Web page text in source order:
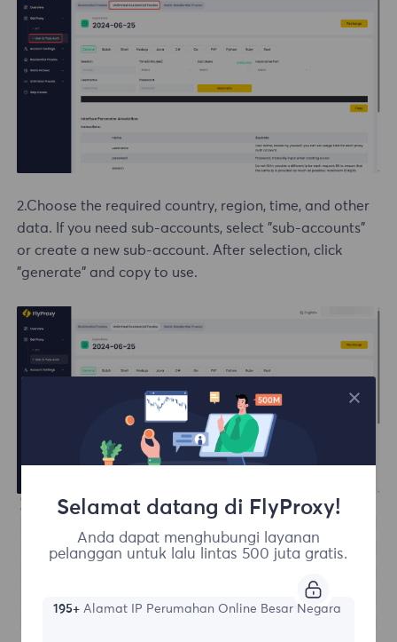
2.Choose the required country, region, time, and other
data. If you need sub-accounts, select "sub-accounts"
or create a new sub-account. After selection, click
"generate" and copy to use.
Selamat datang di FlyProxy!
Anda dapat menghubungi layanan
pelanggan untuk lalu lintas 500 juta gratis.
195+Alamat IP Perumahan Online Besar Negara